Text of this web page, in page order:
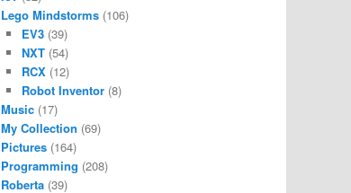
Lego Mindstorms (106)
EV3(39)
NXT(54)
RCX(12)
Robot Inventor(8)
Music (17)
My Collection (69)
Pictures (164)
Programming (208)
Roberta (39)